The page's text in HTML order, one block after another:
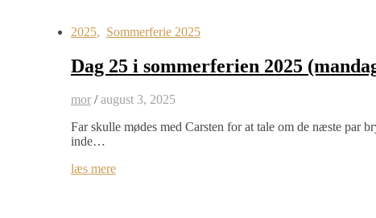
2025, Sommerferie 2025
Dag 25 i sommerferien 2025
mor / august 3, 2025
Far skulle mødes med Carsten for at tale om de næste par
inde…
læs mere